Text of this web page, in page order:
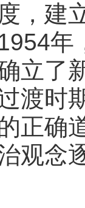
，建
年
立了
渡时
正确
观念